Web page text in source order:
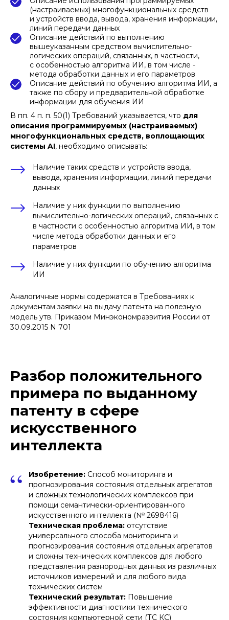
(настраиваемых) многофункциональных средств
и устройств ввода, вывода, хранения информации,
линий передачи данных
Описание действий по выполнению
вышеуказанным средством вычислительно-
логических операций, связанных, в частности,
с особенностью алгоритма ИИ, в том числе -
метода обработки данных и его параметров
Описание действий по обучению алгоритма ИИ, а
также по сбору и предварительной обработке
информации для обучения ИИ
В пп. 4 п. п. 50(1) Требований указывается, что для
описания программируемых (настраиваемых)
многофункциональных средств, воплощающих
системы AI, необходимо описывать:
Наличие таких средств и устройств ввода,
вывода, хранения информации, линий передачи
данных
Наличие у них функции по выполнению
вычислительно-логических операций, связанных с
в частности с особенностью алгоритма ИИ, в том
числе метода обработки данных и его
параметров
Наличие у них функции по обучению алгоритма
ИИ
Аналогичные нормы содержатся в Требованиях к
документам заявки на выдачу патента на полезную
модель утв. Приказом Минэкономразвития России от
30.09.2015 N 701
Разбор положительного
примера по выданному
патенту в сфере
искусственного
интеллекта
“ Изобретение: Способ мониторинга и
прогнозирования состояния отдельных агрегатов
и сложных технологических комплексов при
помощи семантически-ориентированного
искусственного интеллекта (№ 2698416)
Техническая проблема: отсутствие
универсального способа мониторинга и
прогнозирования состояния отдельных агрегатов
и сложны технических комплексов для любого
представления разнородных данных из различных
источников измерений и для любого вида
технических систем
Технический результат: Повышение
эффективности диагностики технического
состояния компьютерной сети (ТС КС)